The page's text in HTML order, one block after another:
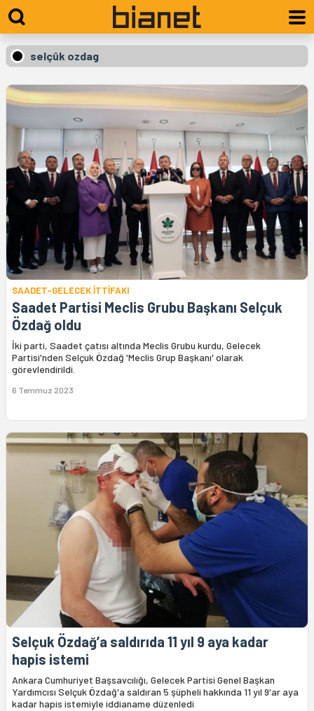
selçûk ozdag
SAADET-GELECEK İTTİFAKI
Saadet Partisi Meclis Grubu Başkanı Selçuk
Özdağ oldu
İki parti, Saadet çatısı altında Meclis Grubu kurdu, Gelecek
Partisi'nden Selçuk Özdağ 'Meclis Grup Başkanı' olarak
görevlendirildi.
6 Temmuz 2023
Selçuk Özdağ’a saldırıda 11 yıl 9 aya kadar
hapis istemi
Ankara Cumhuriyet Başsavcılığı, Gelecek Partisi Genel Başkan
Yardımcısı Selçuk Özdağ'a saldıran 5 şüpheli hakkında 11 yıl 9'ar aya
kadar hapis istemiyle iddianame düzenledi